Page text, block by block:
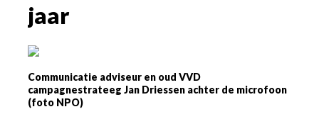
jaar
Communicatie adviseur en oud VVD
campagnestrateeg Jan Driessen achter de microfoon
(foto NPO)